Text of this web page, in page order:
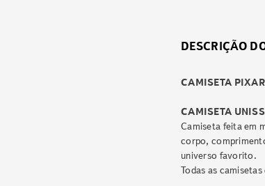
DESCRIÇÃO
CAMISETA
CAMISETA
Camiseta feita em
corpo,
universo favorito.
Todas as